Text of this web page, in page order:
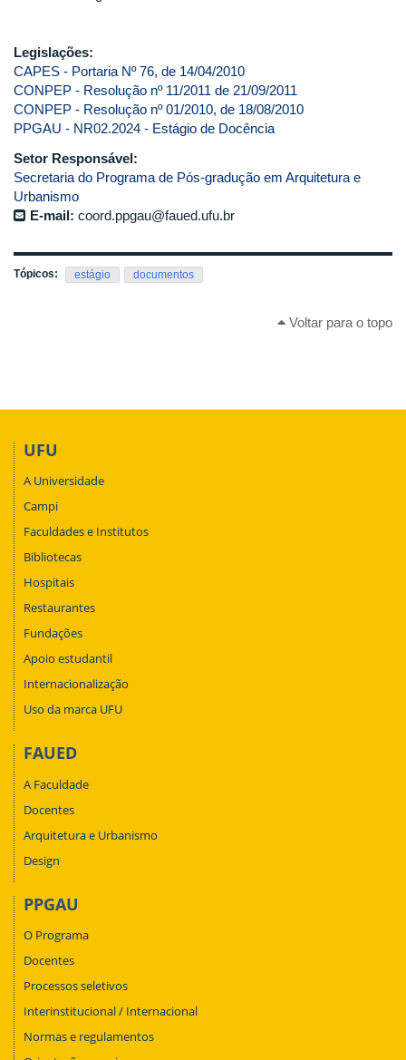
Legislações:
CAPES - Portaria Nº 76, de 14/04/2010
CONPEP - Resolução nº 11/2011 de 21/09/2011
CONPEP - Resolução nº 01/2010, de 18/08/2010
PPGAU - NR02.2024 - Estágio de Docência
Setor Responsável:
Secretaria do Programa de Pós-gradução em Arquitetura e
Urbanismo
E-mail: coord.ppgau@faued.ufu.br
Tópicos: estágio documentos
Voltar para o topo
UFU
A Universidade
Campi
Faculdades e Institutos
Bibliotecas
Hospitais
Restaurantes
Fundações
Apoio estudantil
Internacionalização
Uso da marca UFU
FAUED
A Faculdade
Docentes
Arquitetura e Urbanismo
Design
PPGAU
O Programa
Docentes
Processos seletivos
Interinstitucional / Internacional
Normas e regulamentos